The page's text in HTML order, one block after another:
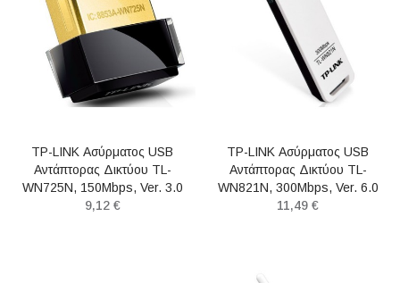
TP-LINK Ασύρματος USB
Αντάπτορας Δικτύου TL-
WN725N, 150Mbps, Ver. 3.0
9,12 €
TP-LINK Ασύρματος USB
Αντάπτορας Δικτύου TL-
WN821N, 300Mbps, Ver. 6.0
11,49 €